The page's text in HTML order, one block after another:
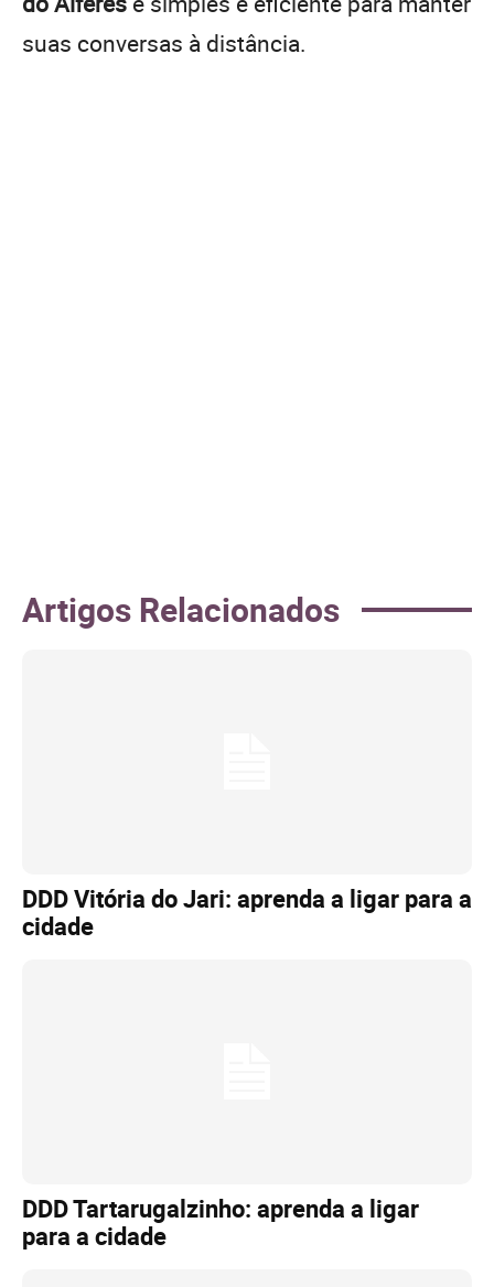
suas conversas à distância.
Artigos Relacionados
DDD Vitória do Jari: aprenda a ligar para a
cidade
DDD Tartarugalzinho: aprenda a ligar
para a cidade